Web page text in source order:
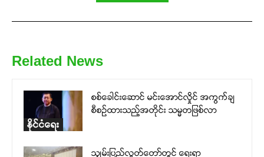
Related News
နိုင်ငံရေး
စစ်ခေါင်းဆောင် မင်းအောင်လှိုင် အကွက်ချ
စီစဉ်ထားသည့်အတိုင်း သမ္မတဖြစ်လာ
သျှမ်းပြည်လွှတ်တော်တွင် ရေးရာ